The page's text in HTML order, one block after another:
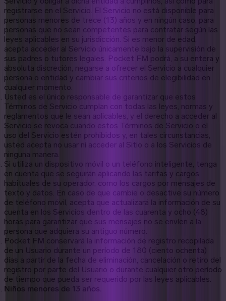
registrarse en el Servicio. El Servicio no está disponible para
personas menores de trece (13) años y en ningún caso, para
personas que no sean competentes para contratar según las
leyes aplicables en su jurisdicción. Si es menor de edad,
acepta acceder al Servicio únicamente bajo la supervisión de
sus padres o tutores legales. Pocket FM podrá, a su entera y
absoluta discreción, negarse a ofrecer el Servicio a cualquier
persona o entidad y cambiar sus criterios de elegibilidad en
cualquier momento.
Usted es el único responsable de garantizar que estos
Términos de Servicio cumplan con todas las leyes, normas y
reglamentos que le sean aplicables, y el derecho a acceder al
Servicio se revoca cuando estos Términos de Servicio o el
uso del Servicio estén prohibidos y, en tales circunstancias,
usted acepta no usar ni acceder al Sitio o a los Servicios de
ninguna manera.
Si utiliza un dispositivo móvil o un teléfono inteligente, tenga
en cuenta que se seguirán aplicando las tarifas y cargos
habituales de su operador, como los cargos por mensajes de
texto y datos. En caso de que cambie o desactive su número
de teléfono móvil, acepta que actualizará la información de su
cuenta en los Servicios dentro de las cuarenta y ocho (48)
horas para garantizar que sus mensajes no se envíen a la
persona que adquiera su antiguo número.
Pocket FM conservará la información de registro recopilada
de un Usuario durante un período de 180 (ciento ochenta)
días a partir de la fecha de eliminación, cancelación o retiro del
registro por parte del Usuario o durante cualquier otro período
de tiempo que pueda ser requerido por las leyes aplicables.
Niños menores de 13 años.